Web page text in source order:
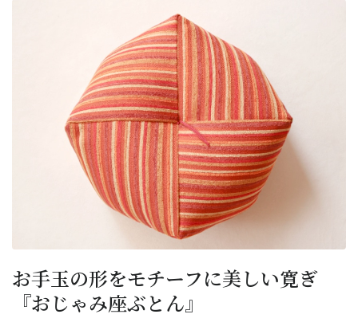
お手玉の形をモチーフに美しい寛ぎ
『おじゃみ座ぶとん』